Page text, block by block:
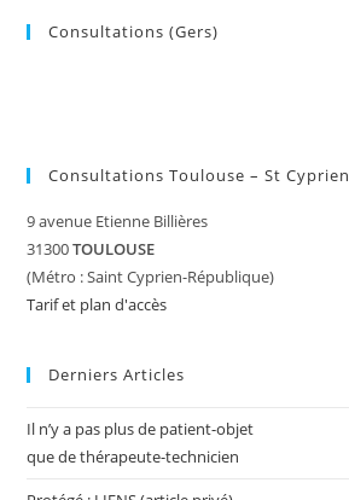
Consultations (Gers)
Consultations Toulouse – St Cyprien
9 avenue Etienne Billières
31300TOULOUSE
(Métro : Saint Cyprien-République)
Tarif et plan d'accès
Derniers Articles
Il n’y a pas plus de patient-objet
que de thérapeute-technicien